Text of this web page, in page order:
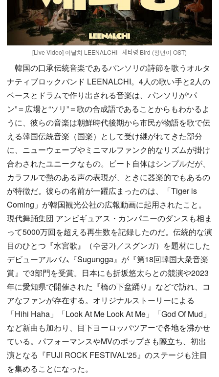
[Live Video] 이날치 LEENALCHI - 새타령 Bird (정년이 OST)
韓国の口承伝統音楽であるパンソリの詩節を歌うオルタ
ナティブロックバンド LEENALCHI。4人の歌い手と2人の
ベースとドラムで作り出される音楽は、パンソリが“パ
ン”＝広場と“ソリ”＝歌の合成語であることからもわかるよ
うに、彼らの音楽は朝鮮時代後期から市民が物語を歌で伝
える韓国伝統音楽（国楽）として受け継がれてきた部分
に、ニューウェーブやミニマルファンク的なリズムが掛け
合わされたユニークなもの。ビート自体はシンプルだが、
カラフルで熱のある声の表現が、ときに器楽的でもあるの
が特徴だ。彼らの名前が一躍広まったのは、「Tiger is
Coming」が韓国観光公社の広報動画に起用されたこと。
現代舞踊集団 アンビギュアス・カンパニーのダンスも相ま
って5000万回を超える再生数を記録したのだ。伝統的な演
目のひとつ『水宮歌』（수궁가／スグンガ）を題材にした
デビューアルバム『Sugungga』が『第18回韓国大衆音楽
賞』で3部門を受賞。日本にも折坂悠太らとの競演や2023
年に愛知県で開催された『橋の下盆踊り』などで訪れ、コ
アなファンが存在する。オリジナルストーリーによる
「Hihi Haha」「Look At Me Look At Me」「God Of Mud」
など新曲も加わり、目下ヨーロッパツアーで各地を沸かせ
ている。パフォーマンスやMVのポップさも際立ち、初出
演となる『FUJI ROCK FESTIVAL'25』のステージも注目
を集めることになった。